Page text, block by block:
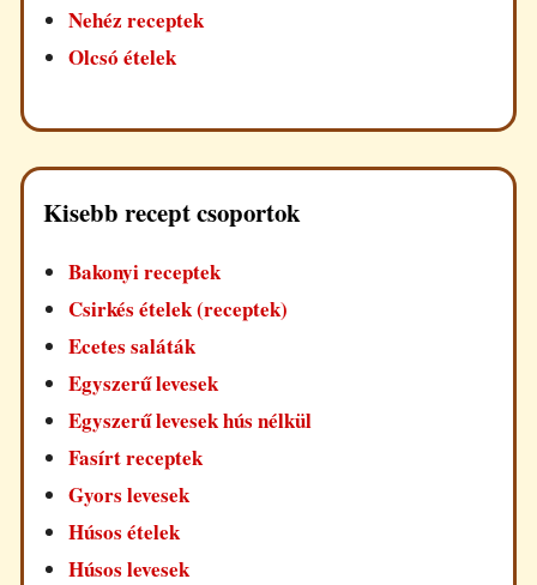
Nehéz receptek
Olcsó ételek
Kisebb recept csoportok
Bakonyi receptek
Csirkés ételek (receptek)
Ecetes saláták
Egyszerű levesek
Egyszerű levesek hús nélkül
Fasírt receptek
Gyors levesek
Húsos ételek
Húsos levesek